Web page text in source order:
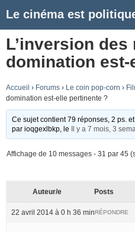
Le cinéma est
L’inversion
domination
Accueil › Forums › Le coin pop-corn ›
domination est-elle pertinente ?
Ce sujet contient 79 réponses, 2 ps.
parioqgexlbkp , le Il y a 7 mois, 3
Affichage de 10 messages - 31 par 45
Auteur/e Posts
22 avril 2014 à 0 h 36 minRÉPONDRE